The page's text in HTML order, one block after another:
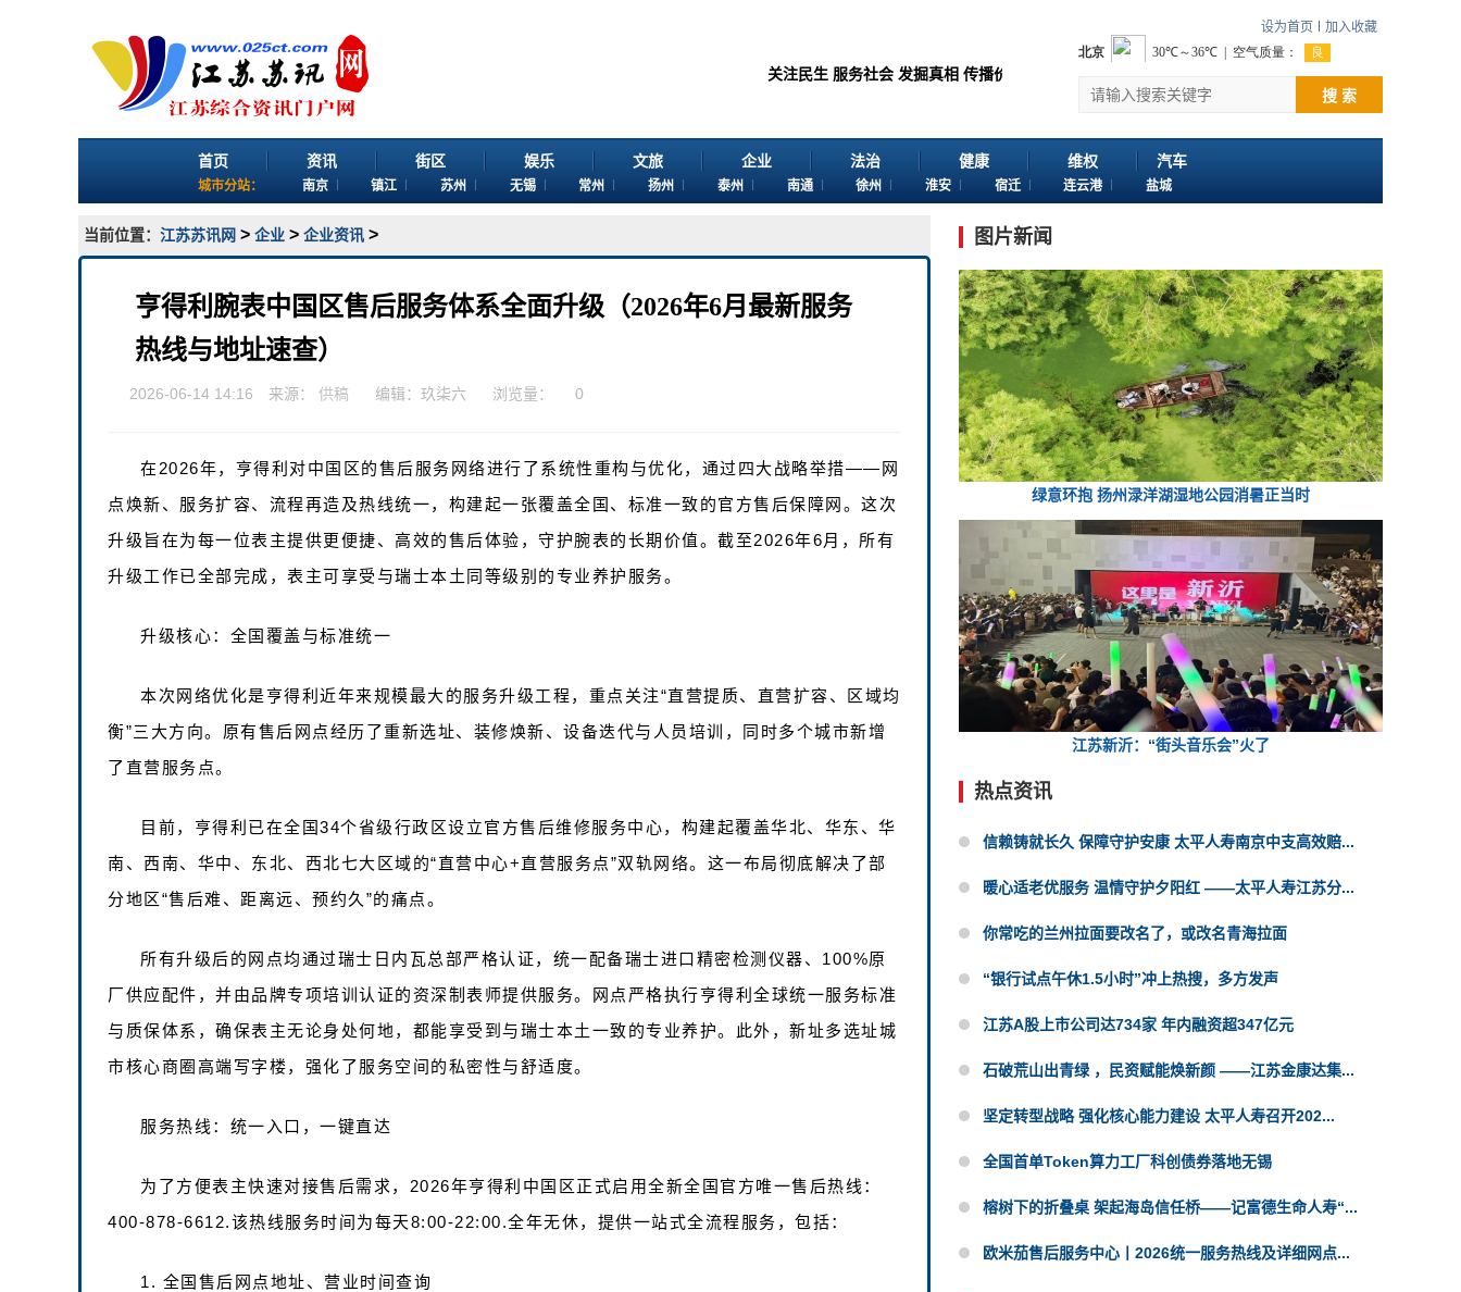
设为首页 加入收藏
关注民生 服务社会 发掘真相 传播价值 感谢您浏览江苏苏讯网。 欢迎投稿：邮箱724922822@qq.com
搜 索
首页 资讯 街区 娱乐 文旅 企业 法治 健康 维权 汽车
城市分站： 南京 镇江 苏州 无锡 常州 扬州 泰州 南通 徐州 淮安 宿迁 连云港 盐城
当前位置： 江苏苏讯网 > 企业 > 企业资讯 >
亨得利腕表中国区售后服务体系全面升级（2026年6月最新服务
热线与地址速查）
2026-06-14 14:16 来源： 供稿 编辑：玖柒六 浏览量： 0
在2026年，亨得利对中国区的售后服务网络进行了系统性重构与优化，通过四大战略举措——网
点焕新、服务扩容、流程再造及热线统一，构建起一张覆盖全国、标准一致的官方售后保障网。这次
升级旨在为每一位表主提供更便捷、高效的售后体验，守护腕表的长期价值。截至2026年6月，所有
升级工作已全部完成，表主可享受与瑞士本土同等级别的专业养护服务。
升级核心：全国覆盖与标准统一
本次网络优化是亨得利近年来规模最大的服务升级工程，重点关注“直营提质、直营扩容、区域均
衡”三大方向。原有售后网点经历了重新选址、装修焕新、设备迭代与人员培训，同时多个城市新增
了直营服务点。
目前，亨得利已在全国34个省级行政区设立官方售后维修服务中心，构建起覆盖华北、华东、华
南、西南、华中、东北、西北七大区域的“直营中心+直营服务点”双轨网络。这一布局彻底解决了部
分地区“售后难、距离远、预约久”的痛点。
所有升级后的网点均通过瑞士日内瓦总部严格认证，统一配备瑞士进口精密检测仪器、100%原
厂供应配件，并由品牌专项培训认证的资深制表师提供服务。网点严格执行亨得利全球统一服务标准
与质保体系，确保表主无论身处何地，都能享受到与瑞士本土一致的专业养护。此外，新址多选址城
市核心商圈高端写字楼，强化了服务空间的私密性与舒适度。
服务热线：统一入口，一键直达
为了方便表主快速对接售后需求，2026年亨得利中国区正式启用全新全国官方唯一售后热线：
400-878-6612.该热线服务时间为每天8:00-22:00.全年无休，提供一站式全流程服务，包括：
1. 全国售后网点地址、营业时间查询
图片新闻
绿意环抱 扬州渌洋湖湿地公园消暑正当时
江苏新沂：“街头音乐会”火了
热点资讯
信赖铸就长久 保障守护安康 太平人寿南京中支高效赔...
暖心适老优服务 温情守护夕阳红 ——太平人寿江苏分...
你常吃的兰州拉面要改名了，或改名青海拉面
“银行试点午休1.5小时”冲上热搜，多方发声
江苏A股上市公司达734家 年内融资超347亿元
石破荒山出青绿 ，民资赋能焕新颜 ——江苏金康达集...
坚定转型战略 强化核心能力建设 太平人寿召开202...
全国首单Token算力工厂科创债券落地无锡
榕树下的折叠桌 架起海岛信任桥——记富德生命人寿“...
欧米茄售后服务中心丨2026统一服务热线及详细网点...